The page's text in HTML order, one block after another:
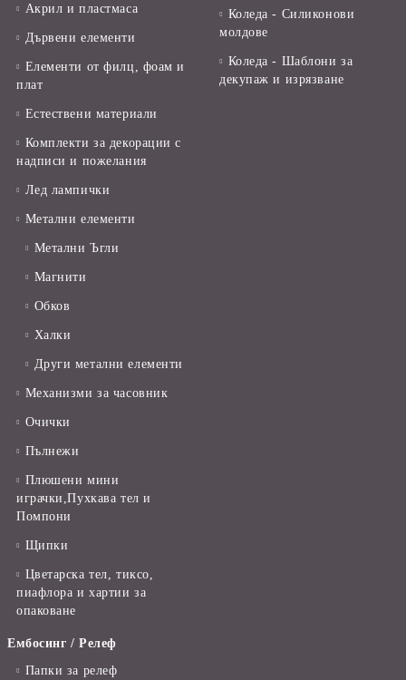
Акрил и пластмаса
Дървени елементи
Елементи от филц, фоам и
плат
Естествени материали
Комплекти за декорации с
надписи и пожелания
Лед лампички
Метални елементи
Метални Ъгли
Магнити
Обков
Халки
Други метални елементи
Механизми за часовник
Очички
Пълнежи
Плюшени мини
играчки,Пухкава тел и
Помпони
Щипки
Цветарска тел, тиксо,
пиафлора и хартии за
опаковане
Ембосинг / Релеф
Папки за релеф
Коледа - Силиконови
молдове
Коледа - Шаблони за
декупаж и изрязване